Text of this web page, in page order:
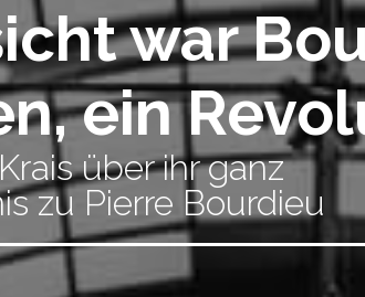
war
ein
über ihr ganz
zu Pierre Bourdieu